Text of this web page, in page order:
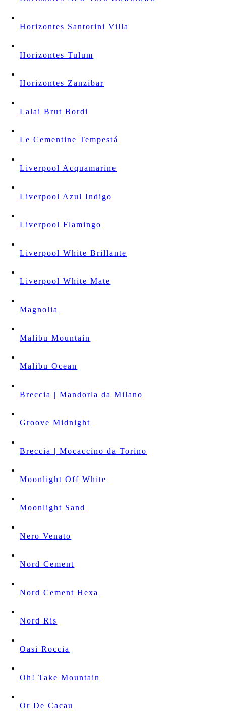
Horizontes Santorini Villa
Horizontes Tulum
Horizontes Zanzibar
Lalai Brut Bordi
Le Cementine Tempestá
Liverpool Acquamarine
Liverpool Azul Indigo
Liverpool Flamingo
Liverpool White Brillante
Liverpool White Mate
Magnolia
Malibu Mountain
Malibu Ocean
Breccia | Mandorla da Milano
Groove Midnight
Breccia | Mocaccino da Torino
Moonlight Off White
Moonlight Sand
Nero Venato
Nord Cement
Nord Cement Hexa
Nord Ris
Oasi Roccia
Oh! Take Mountain
Or De Cacau